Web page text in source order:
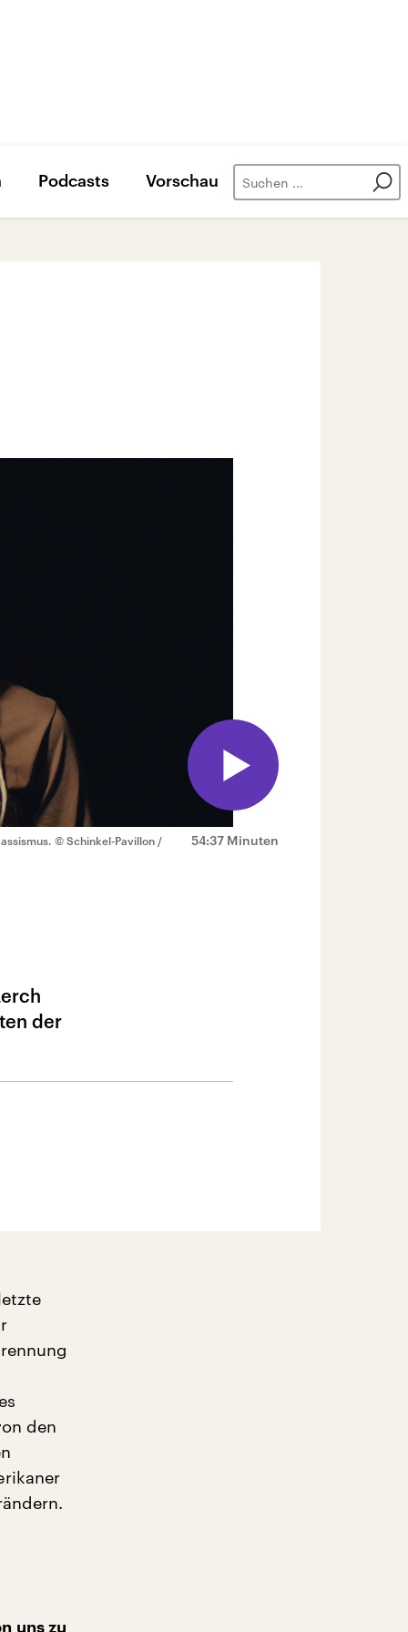
Podcasts Vorschau
54:37 Minuten
© Schinkel-Pavillon /
der
den
uns zu